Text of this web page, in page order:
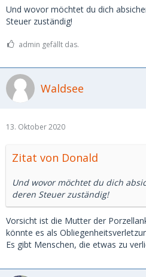
Und wovor möchtet du dich
Steuer zuständig!
admin gefällt das.
Waldsee
13. Oktober 2020
Zitat von Donald
Und wovor möchtet du dich
deren Steuer zuständig!
Vorsicht ist die Mutter der
könnte es als
Es gibt Menschen, die etwas zu